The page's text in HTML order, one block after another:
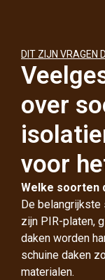
DIT ZIJN VRAGEN
over
voor
Welke soorten
De
zijn PIR-platen,
daken worden
schuine daken
materialen.